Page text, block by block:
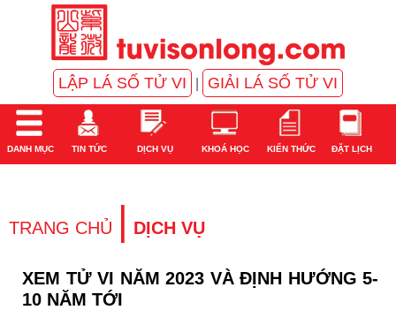
LẬP LÁ SỐ TỬ VI GIẢI LÁ SỐ TỬ VI
DANH MỤC TIN TỨC DỊCH VỤ KHOÁ HỌC KIẾN THỨC ĐẶT LỊCH
TRANG CHỦ | DỊCH VỤ
XEM TỬ VI NĂM 2023 VÀ ĐỊNH HƯỚNG 5-
10 NĂM TỚI